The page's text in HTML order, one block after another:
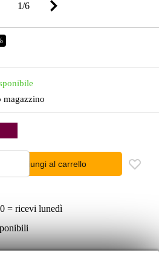
1/6
magazzino
Aggiungi al carrello
= ricevi lunedì